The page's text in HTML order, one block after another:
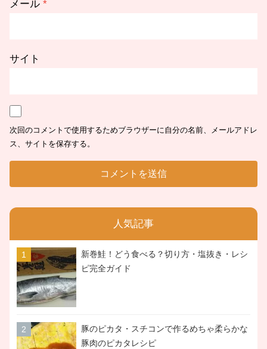
メール *
サイト
次回のコメントで使用するためブラウザーに自分の名前、メールアドレ
ス、サイトを保存する。
人気記事
新巻鮭！どう食べる？切り方・塩抜き・レシ
ピ完全ガイド
豚のピカタ・スチコンで作るめちゃ柔らかな
豚肉のピカタレシピ